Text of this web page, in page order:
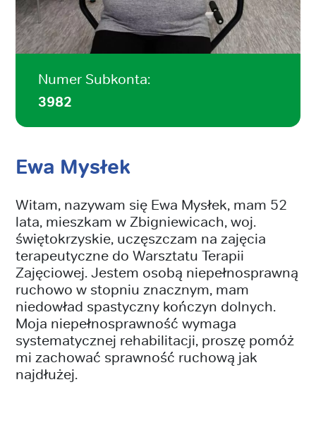
Numer Subkonta:
3982
Ewa Mysłek
Witam, nazywam się Ewa Mysłek, mam 52
lata, mieszkam w Zbigniewicach, woj.
świętokrzyskie, uczęszczam na zajęcia
terapeutyczne do Warsztatu Terapii
Zajęciowej. Jestem osobą niepełnosprawną
ruchowo w stopniu znacznym, mam
niedowład spastyczny kończyn dolnych.
Moja niepełnosprawność wymaga
systematycznej rehabilitacji, proszę pomóż
mi zachować sprawność ruchową jak
najdłużej.